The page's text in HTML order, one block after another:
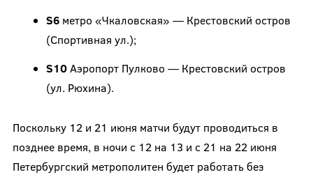
S6метро «Чкаловская» — Крестовский остров
(Спортивная ул.);
S10Аэропорт Пулково — Крестовский остров
(ул. Рюхина).
Поскольку 12 и 21 июня матчи будут проводиться в
позднее время, в ночи с 12 на 13 и с 21 на 22 июня
Петербургский метрополитен будет работать без